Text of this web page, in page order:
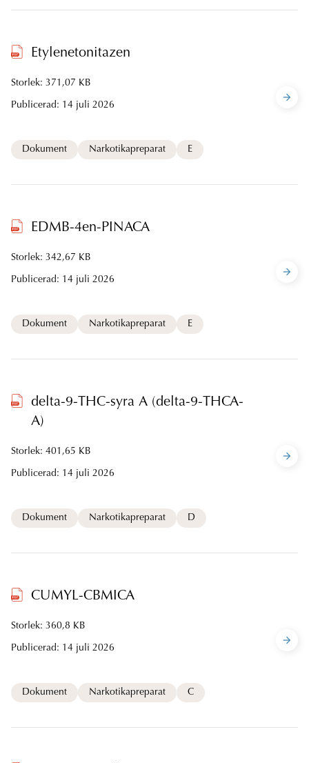
Etylenetonitazen
Storlek: 371,07 KB
Publicerad: 14 juli 2026
Dokument Narkotikapreparat E
EDMB-4en-PINACA
Storlek: 342,67 KB
Publicerad: 14 juli 2026
Dokument Narkotikapreparat E
delta-9-THC-syra A (delta-9-THCA-
A)
Storlek: 401,65 KB
Publicerad: 14 juli 2026
Dokument Narkotikapreparat D
CUMYL-CBMICA
Storlek: 360,8 KB
Publicerad: 14 juli 2026
Dokument Narkotikapreparat C